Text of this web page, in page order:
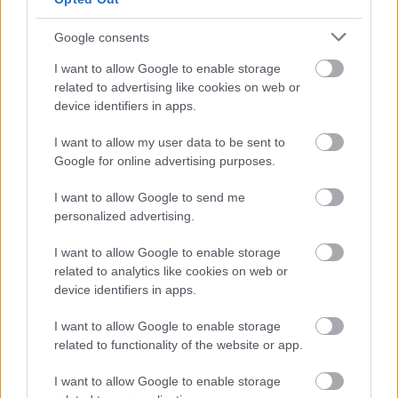
Google consents
I want to allow Google to enable storage
related to advertising like cookies on web or
device identifiers in apps.
I want to allow my user data to be sent to
Google for online advertising purposes.
I want to allow Google to send me
personalized advertising.
I want to allow Google to enable storage
related to analytics like cookies on web or
device identifiers in apps.
I want to allow Google to enable storage
related to functionality of the website or app.
I want to allow Google to enable storage
yakından tanıma fırsatı elde
YOUSSOUF NDAYISHIMIYE – AHMED TOUBA
*UPDATE* Ahmed Touba sakatlandı ve Fenerbahçe
maçında yüksek olasaılıkla olmayacak!
Bu sezon hem Avrupa’da hem de Süper Lig’de başarılı
grafiğini sürdüren Başakşehir’de son oynanan İstanbulspor
olmuştu. Ayağı iyi stoper attığı 2 golle takımına 3 puanı
getirmişti. Ancak aynı maçta gördüğü sarı kart nedeniyle
yakından ilgilendiren bir maçta takımını yalnız bırakacak.
Comunio menajerlerinin gözdesi olan Ndayishimiye’nin
takımın bu sezonki transferlerinden biri olan solak stoper